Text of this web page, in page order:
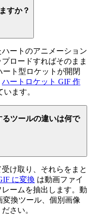
すか？
ートのアニメーション
ロードすればそのまま
ト型ロケットが開閉
ハートロケット GIF 作
ます。
るツールの違いは何で
け取り、それらをまと
に変換 は動画ファイ
ームを抽出します。動
換ツール、個別画像
さい。